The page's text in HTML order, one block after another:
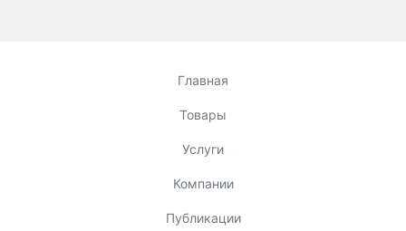
Главная
Товары
Услуги
Компании
Публикации